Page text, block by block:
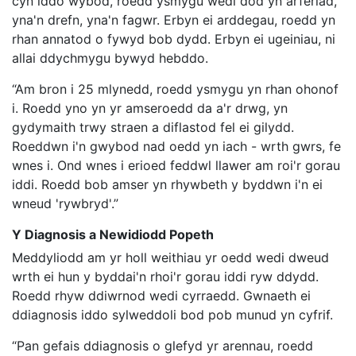
yna'n drefn, yna'n fagwr. Erbyn ei arddegau, roedd yn
rhan annatod o fywyd bob dydd. Erbyn ei ugeiniau, ni
allai ddychmygu bywyd hebddo.
“Am bron i 25 mlynedd, roedd ysmygu yn rhan ohonof
i. Roedd yno yn yr amseroedd da a'r drwg, yn
gydymaith trwy straen a diflastod fel ei gilydd.
Roeddwn i'n gwybod nad oedd yn iach - wrth gwrs, fe
wnes i. Ond wnes i erioed feddwl llawer am roi'r gorau
iddi. Roedd bob amser yn rhywbeth y byddwn i'n ei
wneud 'rywbryd'.”
Y Diagnosis a Newidiodd Popeth
Meddyliodd am yr holl weithiau yr oedd wedi dweud
wrth ei hun y byddai'n rhoi'r gorau iddi ryw ddydd.
Roedd rhyw ddiwrnod wedi cyrraedd. Gwnaeth ei
ddiagnosis iddo sylweddoli bod pob munud yn cyfrif.
“Pan gefais ddiagnosis o glefyd yr arennau, roedd